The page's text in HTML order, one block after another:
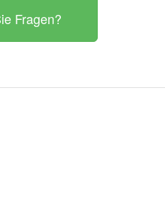
Fragen?